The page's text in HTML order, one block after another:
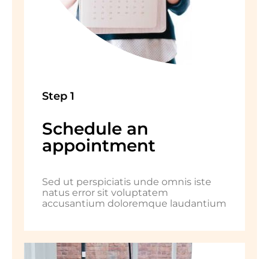
Step 1
Schedule an
appointment
Sed ut perspiciatis unde omnis iste
natus error sit voluptatem
accusantium doloremque laudantium